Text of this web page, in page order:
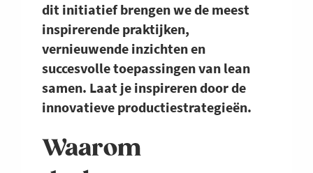
dit initiatief brengen we de meest
inspirerende praktijken,
vernieuwende inzichten en
succesvolle toepassingen van lean
samen. Laat je inspireren door de
innovatieve productiestrategieën.
Waarom